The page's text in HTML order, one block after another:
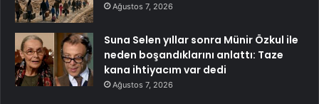
Ağustos 7, 2026
Suna Selen yıllar sonra Münir Özkul ile
neden boşandıklarını anlattı: Taze
kana ihtiyacım var dedi
Ağustos 7, 2026